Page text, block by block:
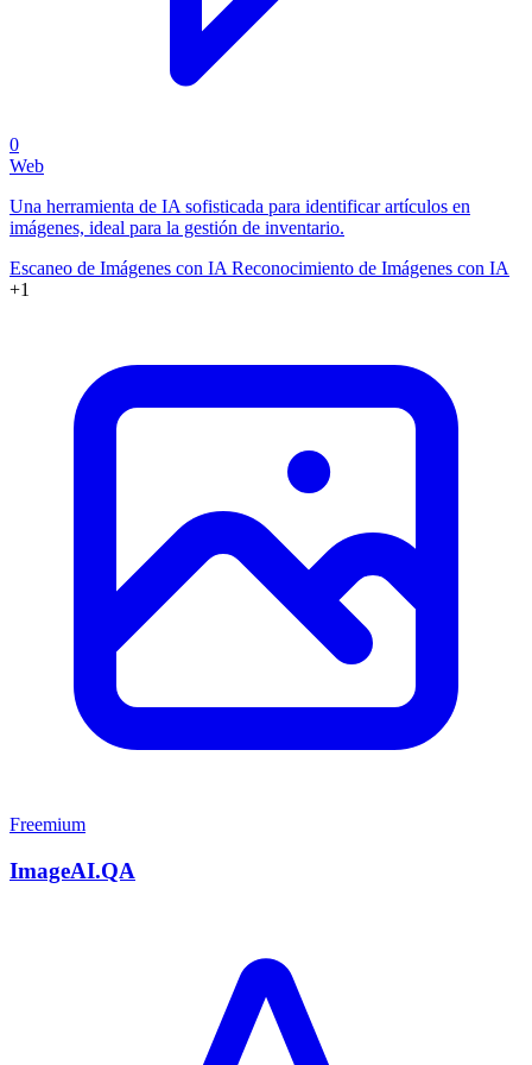
0
Web
Una herramienta de IA sofisticada para identificar artículos en
imágenes, ideal para la gestión de inventario.
Escaneo de Imágenes con IA Reconocimiento de Imágenes con IA
+1
Freemium
ImageAI.QA